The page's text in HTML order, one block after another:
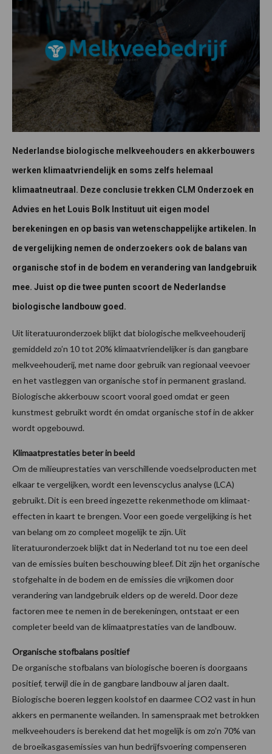
Nederlandse biologische melkveehouders en akkerbouwers
werken klimaatvriendelijk en soms zelfs helemaal
klimaatneutraal. Deze conclusie trekken CLM Onderzoek en
Advies en het Louis Bolk Instituut uit eigen model
berekeningen en op basis van wetenschappelijke artikelen. In
de vergelijking nemen de onderzoekers ook de balans van
organische stof in de bodem en verandering van landgebruik
mee. Juist op die twee punten scoort de Nederlandse
biologische landbouw goed.
Uit literatuuronderzoek blijkt dat biologische melkveehouderij
gemiddeld zo’n 10 tot 20% klimaatvriendelijker is dan gangbare
melkveehouderij, met name door gebruik van regionaal veevoer
en het vastleggen van organische stof in permanent grasland.
Biologische akkerbouw scoort vooral goed omdat er geen
kunstmest gebruikt wordt én omdat organische stof in de akker
wordt opgebouwd.
Klimaatprestaties beter in beeld
Om de milieuprestaties van verschillende voedselproducten met
elkaar te vergelijken, wordt een levenscyclus analyse (LCA)
gebruikt. Dit is een breed ingezette rekenmethode om klimaat-
effecten in kaart te brengen. Voor een goede vergelijking is het
van belang om zo compleet mogelijk te zijn. Uit
literatuuronderzoek blijkt dat in Nederland tot nu toe een deel
van de emissies buiten beschouwing bleef. Dit zijn het organische
stofgehalte in de bodem en de emissies die vrijkomen door
verandering van landgebruik elders op de wereld. Door deze
factoren mee te nemen in de berekeningen, ontstaat er een
completer beeld van de klimaatprestaties van de landbouw.
Organische stofbalans positief
De organische stofbalans van biologische boeren is doorgaans
positief, terwijl die in de gangbare landbouw al jaren daalt.
Biologische boeren leggen koolstof en daarmee CO2 vast in hun
akkers en permanente weilanden. In samenspraak met betrokken
melkveehouders is berekend dat het mogelijk is om zo’n 70% van
de broeikasgasemissies van hun bedrijfsvoering compenseren